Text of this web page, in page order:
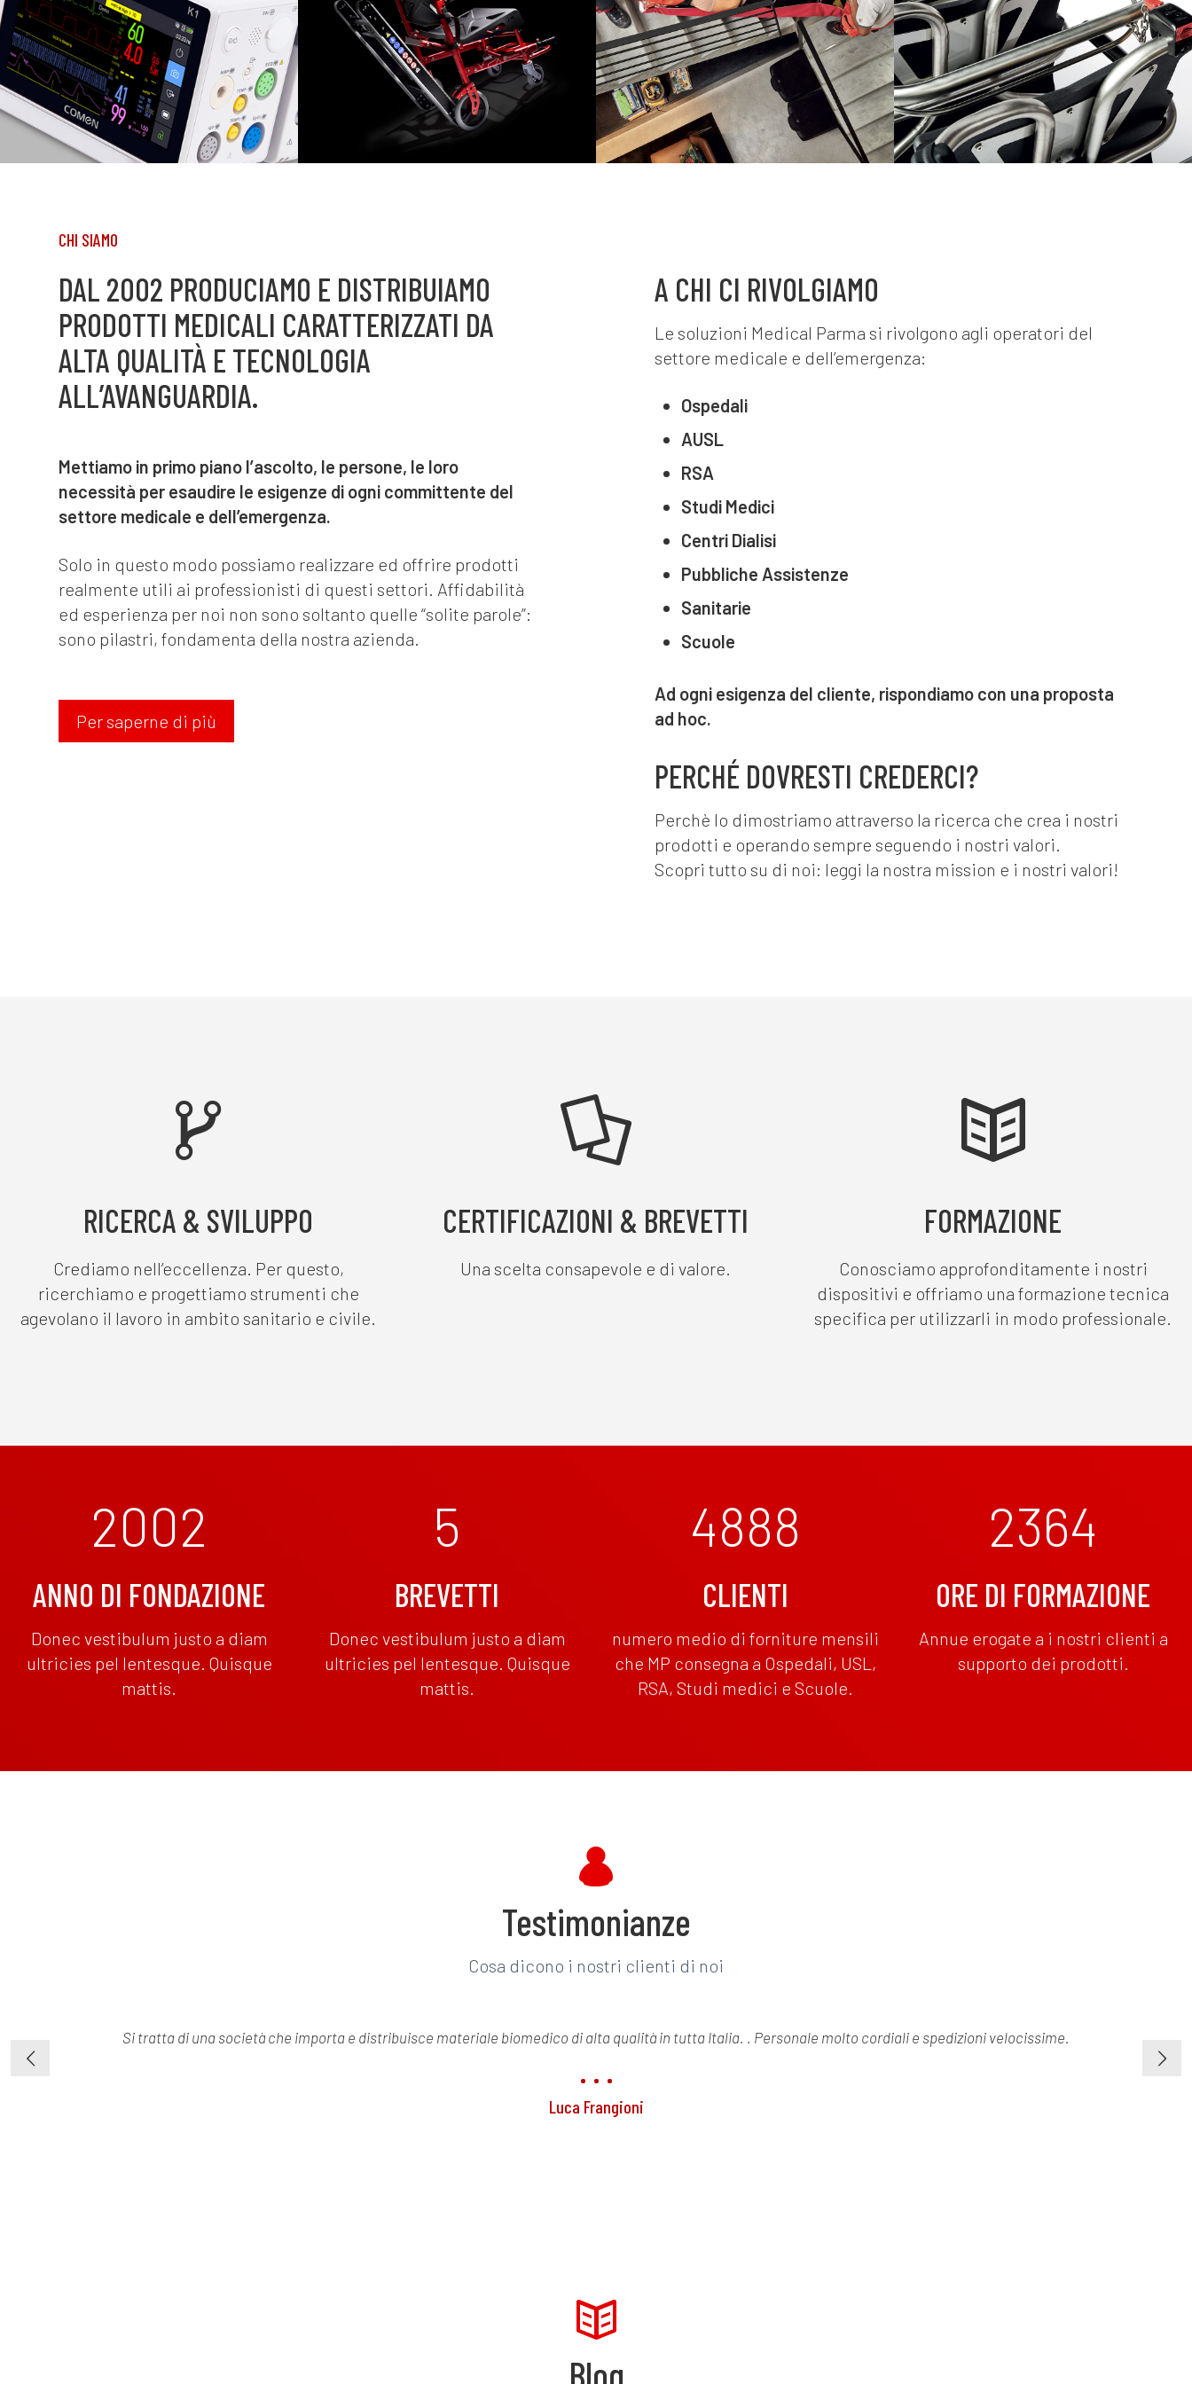
D’ECCELLENZA,
AFFIDABILI E
SEMPLICI DA
UTILIZZARE
PER SUPERA LE
BARRIERE
ARCHITETTONICHE,
CON COMFORT E
COMODO E
RESISTENTE AL
TEMPO STESSO
PERMETTE DI
SPOSTARSI CON
FACILITÀ DOVE
PRIMA NON ERA
CHI SIAMO
DAL 2002 PRODUCIAMO E DISTRIBUIAMO
PRODOTTI MEDICALI CARATTERIZZATI DA
ALTA QUALITÀ E TECNOLOGIA
ALL’AVANGUARDIA.
Mettiamo in primo piano l’ascolto, le persone, le loro
necessità per esaudire le esigenze di ogni committente del
settore medicale e dell’emergenza.
Solo in questo modo possiamo realizzare ed offrire prodotti
realmente utili ai professionisti di questi settori. Affidabilità
ed esperienza per noi non sono soltanto quelle “solite parole”:
sono pilastri, fondamenta della nostra azienda.
Per saperne di più
A CHI CI RIVOLGIAMO
Le soluzioni Medical Parma si rivolgono agli operatori del
settore medicale e dell’emergenza:
Ospedali
AUSL
RSA
Studi Medici
Centri Dialisi
Pubbliche Assistenze
Sanitarie
Scuole
Ad ogni esigenza del cliente, rispondiamo con una proposta
ad hoc.
PERCHÉ DOVRESTI CREDERCI?
Perchè lo dimostriamo attraverso la ricerca che crea i nostri
prodotti e operando sempre seguendo i nostri valori.
Scopri tutto su di noi: leggi la nostra mission e i nostri valori!
RICERCA & SVILUPPO
Crediamo nell’eccellenza. Per questo,
ricerchiamo e progettiamo strumenti che
agevolano il lavoro in ambito sanitario e civile.
CERTIFICAZIONI & BREVETTI
Una scelta consapevole e di valore.
FORMAZIONE
Conosciamo approfonditamente i nostri
dispositivi e offriamo una formazione tecnica
specifica per utilizzarli in modo professionale.
2002
ANNO DI FONDAZIONE
Donec vestibulum justo a diam
ultricies pel lentesque. Quisque
mattis.
5
BREVETTI
Donec vestibulum justo a diam
ultricies pel lentesque. Quisque
mattis.
4888
CLIENTI
numero medio di forniture mensili
che MP consegna a Ospedali, USL,
RSA, Studi medici e Scuole.
2364
ORE DI FORMAZIONE
Annue erogate a i nostri clienti a
supporto dei prodotti.
Testimonianze
Cosa dicono i nostri clienti di noi
Si tratta di una società che importa e distribuisce materiale biomedico di alta qualità in tutta Italia. . Personale molto cordiali e spedizioni velocissime.
Luca Frangioni
Blog